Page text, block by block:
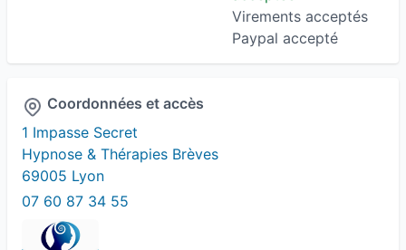
Virements acceptés
Paypal accepté
Coordonnées et accès
1 Impasse Secret
Hypnose & Thérapies Brèves
69005 Lyon
07 60 87 34 55